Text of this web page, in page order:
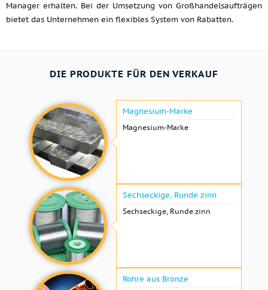
Manager erhalten. Bei der Umsetzung von Großhandelsaufträgen
bietet das Unternehmen ein flexibles System von Rabatten.
DIE PRODUKTE FÜR DEN VERKAUF
Magnesium-Marke
Magnesium-Marke
Sechseckige, Runde zinn
Sechseckige, Runde zinn
Rohre aus Bronze